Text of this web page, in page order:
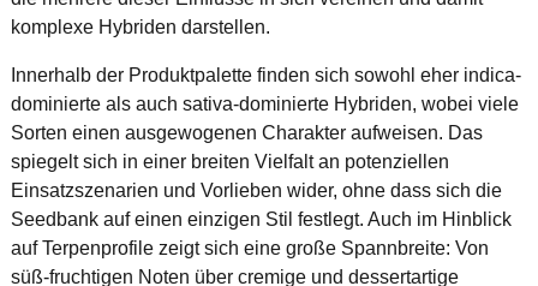
komplexe Hybriden darstellen.
Innerhalb der Produktpalette finden sich sowohl eher indica-
dominierte als auch sativa-dominierte Hybriden, wobei viele
Sorten einen ausgewogenen Charakter aufweisen. Das
spiegelt sich in einer breiten Vielfalt an potenziellen
Einsatzszenarien und Vorlieben wider, ohne dass sich die
Seedbank auf einen einzigen Stil festlegt. Auch im Hinblick
auf Terpenprofile zeigt sich eine große Spannbreite: Von
süß-fruchtigen Noten über cremige und dessertartige